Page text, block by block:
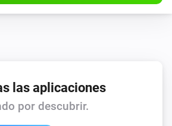
optimization advanced: Charge
las aplicaciones
por descubrir.